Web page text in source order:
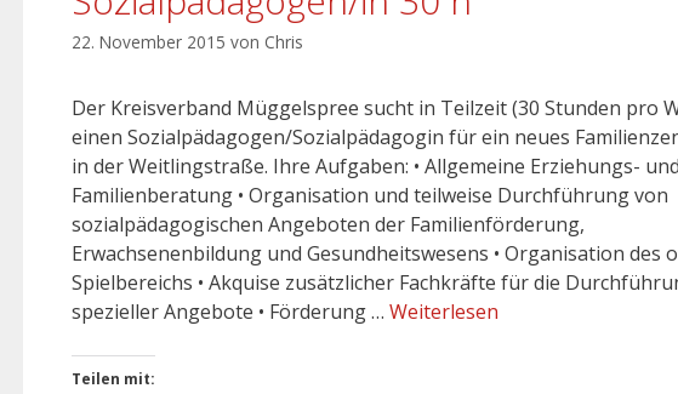
22. November 2015 von Chris
Der Kreisverband Müggelspree sucht in Teilzeit (30 Stunden pro
einen Sozialpädagogen/Sozialpädagogin für ein neues
in der Weitlingstraße. Ihre Aufgaben: • Allgemeine Erziehungs- und
Familienberatung • Organisation und teilweise Durchführung von
sozialpädagogischen Angeboten der Familienförderung,
Erwachsenenbildung und Gesundheitswesens • Organisation des
Spielbereichs • Akquise zusätzlicher Fachkräfte für die
spezieller Angebote • Förderung … Weiterlesen
Teilen mit: